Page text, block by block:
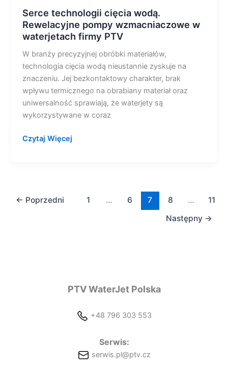
Serce technologii cięcia wodą.
Rewelacyjne pompy wzmacniaczowe w
waterjetach firmy PTV
W branży precyzyjnej obróbki materiałów,
technologia cięcia wodą nieustannie zyskuje na
znaczeniu. Jej bezkontaktowy charakter, brak
wpływu termicznego na obrabiany materiał oraz
uniwersalność sprawiają, że waterjety są
wykorzystywane w coraz
Czytaj Więcej
← Poprzedni 1 … 6 7 8 …
11
Następny →
PTV WaterJet Polska
+48 796 303 553
Serwis:
serwis.pl@ptv.cz